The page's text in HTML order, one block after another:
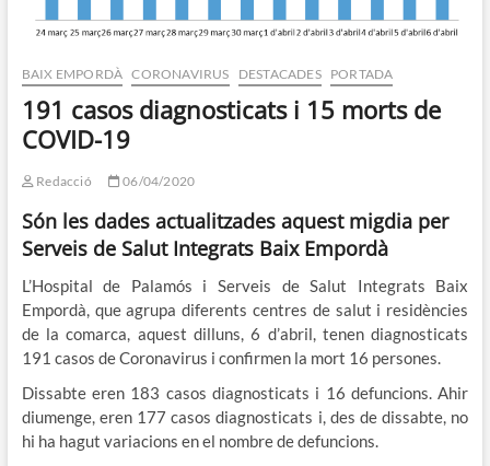
BAIX EMPORDÀ CORONAVIRUS DESTACADES PORTADA
191 casos diagnosticats i 15 morts de
COVID-19
Redacció 06/04/2020
Són les dades actualitzades aquest migdia per
Serveis de Salut Integrats Baix Empordà
L’Hospital de Palamós i Serveis de Salut Integrats Baix
Empordà, que agrupa diferents centres de salut i residències
de la comarca, aquest dilluns, 6 d’abril, tenen diagnosticats
191 casos de Coronavirus i confirmen la mort 16 persones.
Dissabte eren 183 casos diagnosticats i 16 defuncions. Ahir
diumenge, eren 177 casos diagnosticats i, des de dissabte, no
hi ha hagut variacions en el nombre de defuncions.